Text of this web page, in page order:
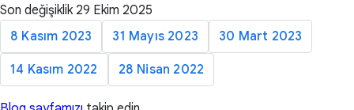
Son değişiklik 29 Ekim 2025
8 Kasım 2023
31 Mayıs 2023 30 Mart 2023
14 Kasım 2022 28 Nisan 2022